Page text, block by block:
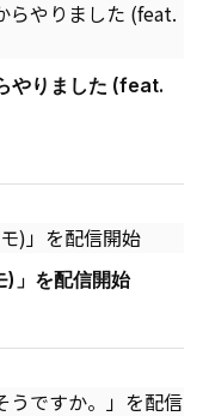
やりました (feat.
」を配信開始